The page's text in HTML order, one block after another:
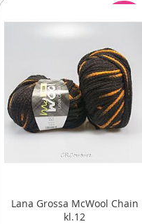
ACTIE
Lana Grossa McWool Chain
kl.12